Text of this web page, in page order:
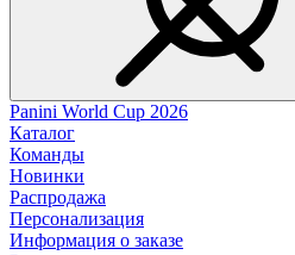
Panini World Cup 2026
Каталог
Команды
Новинки
Распродажа
Персонализация
Информация о заказе